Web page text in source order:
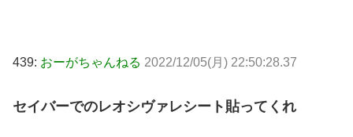
439: おーがちゃんねる 2022/12/05(月) 22:50:28.37
セイバーでのレオシヴァレシート貼ってくれ